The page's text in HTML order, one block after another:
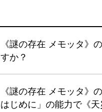
《謎の存在 メモッタ》
すか？
《謎の存在 メモッタ》
はじめに」の能力で《天